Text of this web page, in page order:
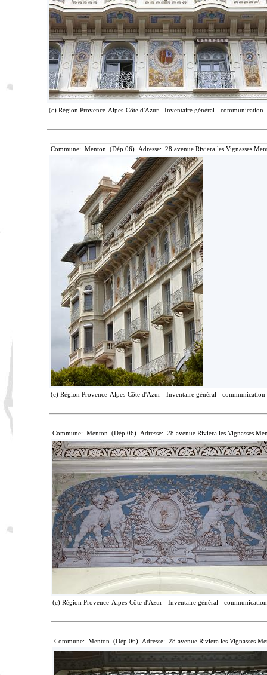
(c) Région Provence-Alpes-Côte d'Azur - Inventaire général -
Commune: Menton (Dép.06) Adresse: 28 avenue Riviera les Vignasses
(c) Région Provence-Alpes-Côte d'Azur - Inventaire général -
Commune: Menton (Dép.06) Adresse: 28 avenue Riviera les Vignasses
(c) Région Provence-Alpes-Côte d'Azur - Inventaire général -
Commune: Menton (Dép.06) Adresse: 28 avenue Riviera les Vignasses